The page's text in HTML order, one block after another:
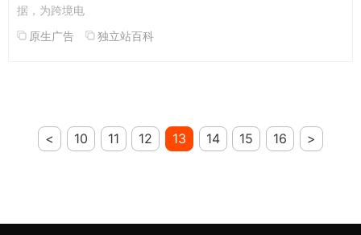
据，为跨境电
原生广告
独立站百科
< 10 11 12 13 14 15 16 >